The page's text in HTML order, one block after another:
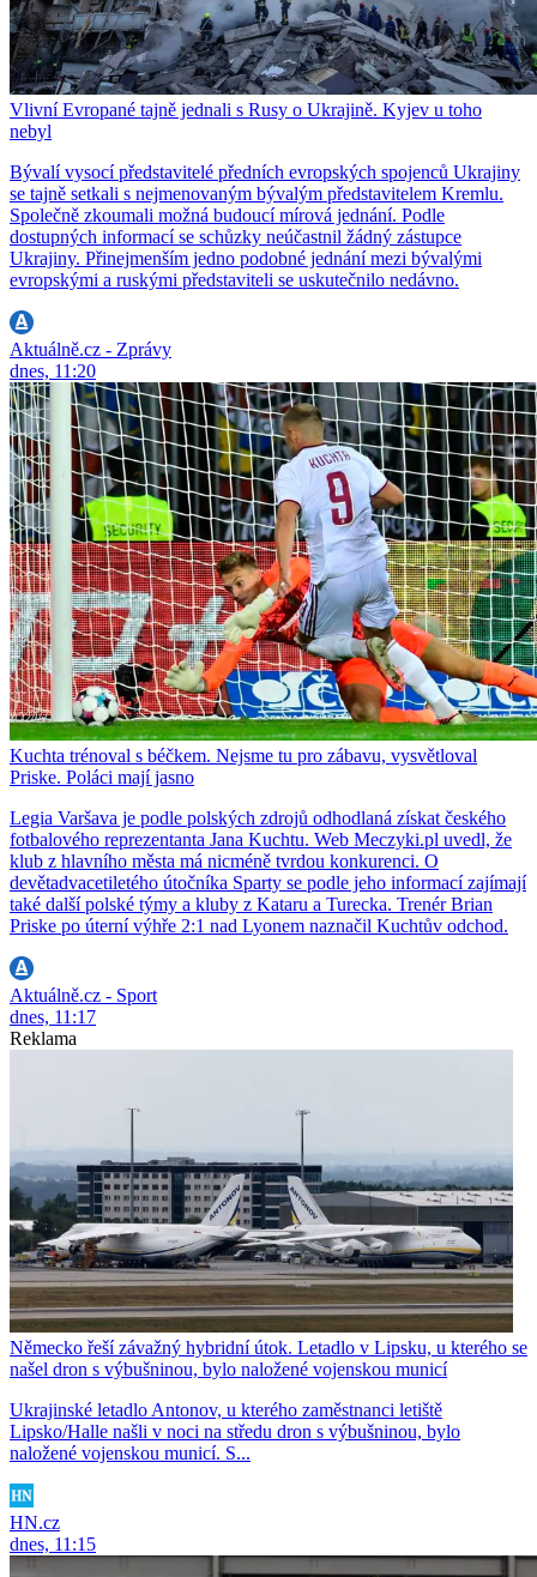
Vlivní Evropané tajně jednali s Rusy o Ukrajině. Kyjev u toho
nebyl
Bývalí vysocí představitelé předních evropských spojenců Ukrajiny
se tajně setkali s nejmenovaným bývalým představitelem Kremlu.
Společně zkoumali možná budoucí mírová jednání. Podle
dostupných informací se schůzky neúčastnil žádný zástupce
Ukrajiny. Přinejmenším jedno podobné jednání mezi bývalými
evropskými a ruskými představiteli se uskutečnilo nedávno.
Aktuálně.cz - Zprávy
dnes, 11:20
Kuchta trénoval s béčkem. Nejsme tu pro zábavu, vysvětloval
Priske. Poláci mají jasno
Legia Varšava je podle polských zdrojů odhodlaná získat českého
fotbalového reprezentanta Jana Kuchtu. Web Meczyki.pl uvedl, že
klub z hlavního města má nicméně tvrdou konkurenci. O
devětadvacetiletého útočníka Sparty se podle jeho informací zajímají
také další polské týmy a kluby z Kataru a Turecka. Trenér Brian
Priske po úterní výhře 2:1 nad Lyonem naznačil Kuchtův odchod.
Aktuálně.cz - Sport
dnes, 11:17
Reklama
Německo řeší závažný hybridní útok. Letadlo v Lipsku, u kterého se
našel dron s výbušninou, bylo naložené vojenskou municí
Ukrajinské letadlo Antonov, u kterého zaměstnanci letiště
Lipsko/Halle našli v noci na středu dron s výbušninou, bylo
naložené vojenskou municí. S...
HN.cz
dnes, 11:15